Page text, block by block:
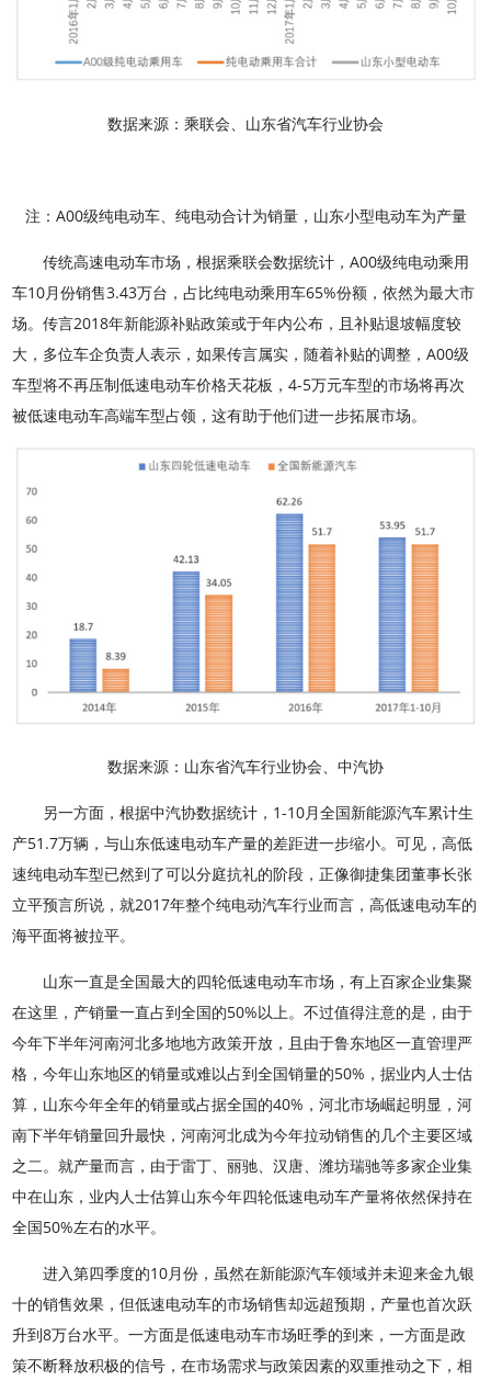
数据来源：乘联会、山东省汽车行业协会
注：A00级纯电动车、纯电动合计为销量，山东小型电动车为产量
传统高速电动车市场，根据乘联会数据统计，A00级纯电动乘用
车10月份销售3.43万台，占比纯电动乘用车65%份额，依然为最大市
场。传言2018年新能源补贴政策或于年内公布，且补贴退坡幅度较
大，多位车企负责人表示，如果传言属实，随着补贴的调整，A00级
车型将不再压制低速电动车价格天花板，4-5万元车型的市场将再次
被低速电动车高端车型占领，这有助于他们进一步拓展市场。
数据来源：山东省汽车行业协会、中汽协
另一方面，根据中汽协数据统计，1-10月全国新能源汽车累计生
产51.7万辆，与山东低速电动车产量的差距进一步缩小。可见，高低
速纯电动车型已然到了可以分庭抗礼的阶段，正像御捷集团董事长张
立平预言所说，就2017年整个纯电动汽车行业而言，高低速电动车的
海平面将被拉平。
山东一直是全国最大的四轮低速电动车市场，有上百家企业集聚
在这里，产销量一直占到全国的50%以上。不过值得注意的是，由于
今年下半年河南河北多地地方政策开放，且由于鲁东地区一直管理严
格，今年山东地区的销量或难以占到全国销量的50%，据业内人士估
算，山东今年全年的销量或占据全国的40%，河北市场崛起明显，河
南下半年销量回升最快，河南河北成为今年拉动销售的几个主要区域
之二。就产量而言，由于雷丁、丽驰、汉唐、潍坊瑞驰等多家企业集
中在山东，业内人士估算山东今年四轮低速电动车产量将依然保持在
全国50%左右的水平。
进入第四季度的10月份，虽然在新能源汽车领域并未迎来金九银
十的销售效果，但低速电动车的市场销售却远超预期，产量也首次跃
升到8万台水平。一方面是低速电动车市场旺季的到来，一方面是政
策不断释放积极的信号，在市场需求与政策因素的双重推动之下，相